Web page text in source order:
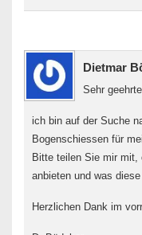
Dietmar
Sehr
ich bin auf der Suche
Bogenschiessen für
Bitte teilen Sie mir mit,
anbieten und was
Herzlichen Dank im